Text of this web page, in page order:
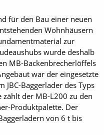
für den Bau einer neuen
Wohnhäusern
zur
wurde deshalb
MB-Backenbrecherlöffels
war der eingesetzte
JBC-Baggerlader des Typs
der MB-L200 zu den
Produktpalette. Der
von 6 t bis